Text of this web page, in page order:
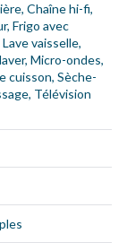
, Chaîne hi-fi,
, Frigo avec
Lave vaisselle,
, Micro-ondes,
cuisson, Sèche-
, Télévision